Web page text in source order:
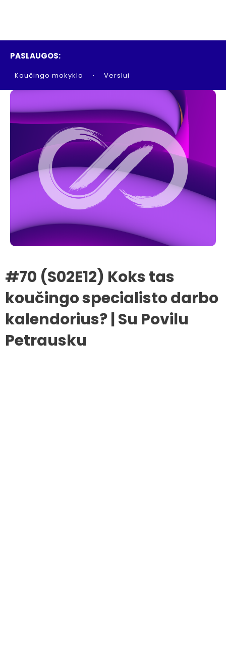
PASLAUGOS:
Koučingo mokykla Verslui
#70 (S02E12) Koks tas
koučingo specialisto darbo
kalendorius? | Su Povilu
Petrausku